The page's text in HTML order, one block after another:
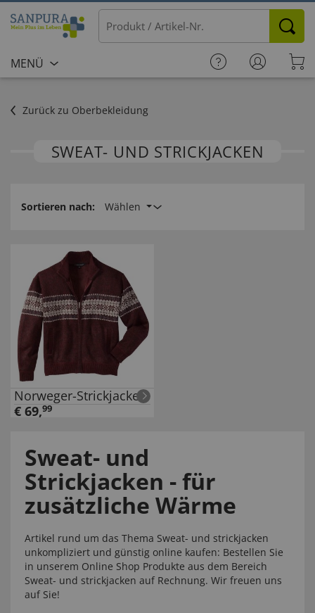
MENÜ
Zurück zu Oberbekleidung
SWEAT- UND STRICKJACKEN
Sortieren nach: Wählen
Norweger-Strickjacke
€ 69,99
Sweat- und
Strickjacken - für
zusätzliche Wärme
Artikel rund um das Thema Sweat- und strickjacken
unkompliziert und günstig online kaufen: Bestellen Sie
in unserem Online Shop Produkte aus dem Bereich
Sweat- und strickjacken auf Rechnung. Wir freuen uns
auf Sie!